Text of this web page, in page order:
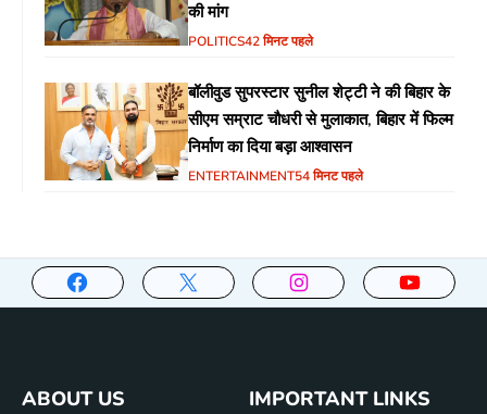
की मांग
POLITICS42 मिनट पहले
बॉलीवुड सुपरस्टार सुनील शेट्टी ने की बिहार के
सीएम सम्राट चौधरी से मुलाकात, बिहार में फिल्म
निर्माण का दिया बड़ा आश्वासन
ENTERTAINMENT54 मिनट पहले
ABOUT US
IMPORTANT LINKS